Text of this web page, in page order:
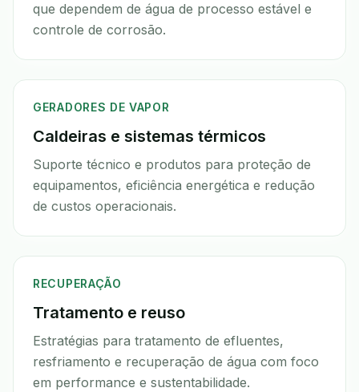
que dependem de água de processo estável e
controle de corrosão.
GERADORES DE VAPOR
Caldeiras e sistemas térmicos
Suporte técnico e produtos para proteção de
equipamentos, eficiência energética e redução
de custos operacionais.
RECUPERAÇÃO
Tratamento e reuso
Estratégias para tratamento de efluentes,
resfriamento e recuperação de água com foco
em performance e sustentabilidade.